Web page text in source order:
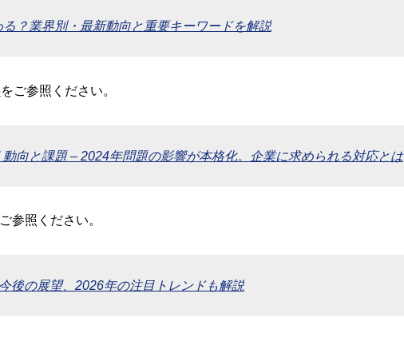
？業界別・最新動向と重要キーワードを解説
をご参照ください。
動向と課題 – 2024年問題の影響が本格化。企業に求められる対応とは
参照ください。
後の展望、2026年の注目トレンドも解説